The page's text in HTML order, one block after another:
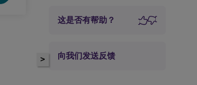
>
这是否有帮助？
向我们发送反馈